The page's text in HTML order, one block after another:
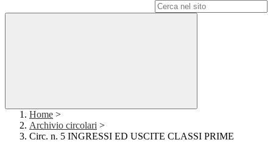
Home >
Archivio circolari >
Circ. n. 5 INGRESSI ED USCITE CLASSI PRIME